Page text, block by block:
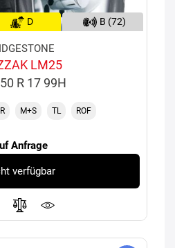
D B (72)
LM25
R 17 99H
M+S TL ROF
Anfrage
verfügbar